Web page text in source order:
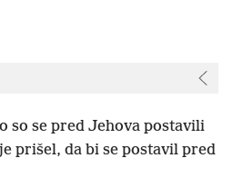
so se pred Jehova postavili
prišel, da bi se postavil pred